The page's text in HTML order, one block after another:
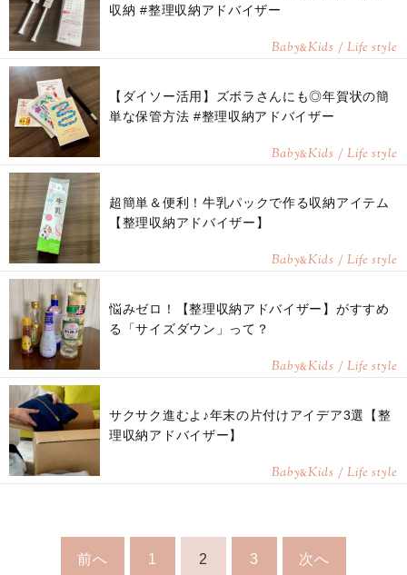
収納 #整理収納アドバイザー
Baby&Kids / Life style
【ダイソー活用】ズボラさんにも◎年賀状の簡
単な保管方法 #整理収納アドバイザー
Baby&Kids / Life style
超簡単＆便利！牛乳パックで作る収納アイテム
【整理収納アドバイザー】
Baby&Kids / Life style
悩みゼロ！【整理収納アドバイザー】がすすめ
る「サイズダウン」って？
Baby&Kids / Life style
サクサク進むよ♪年末の片付けアイデア3選【整
理収納アドバイザー】
Baby&Kids / Life style
前へ 1 2 3 次へ